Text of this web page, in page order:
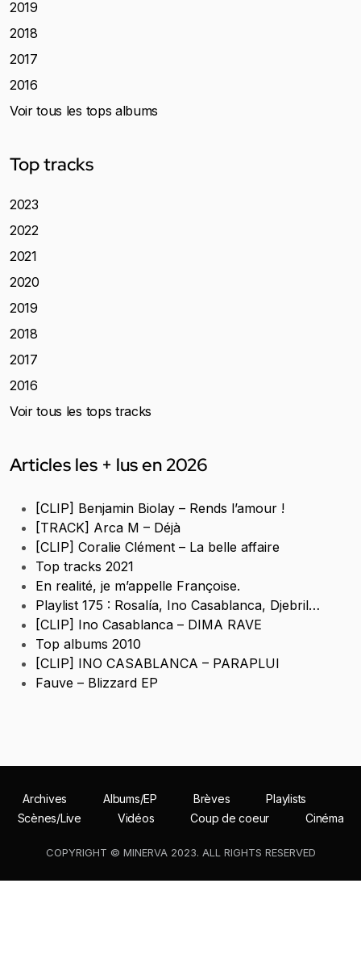
2019
2018
2017
2016
Voir tous les tops albums
Top tracks
2023
2022
2021
2020
2019
2018
2017
2016
Voir tous les tops tracks
Articles les + lus en 2026
[CLIP] Benjamin Biolay – Rends l’amour !
[TRACK] Arca M – Déjà
[CLIP] Coralie Clément – La belle affaire
Top tracks 2021
En realité, je m’appelle Françoise.
Playlist 175 : Rosalía, Ino Casablanca, Djebril…
[CLIP] Ino Casablanca – DIMA RAVE
Top albums 2010
[CLIP] INO CASABLANCA – PARAPLUI
Fauve – Blizzard EP
Archives Albums/EP Brèves
Playlists
Scènes/Live
Vidéos Coup de coeur Cinéma
COPYRIGHT © MINERVA 2023. ALL RIGHTS RESERVED